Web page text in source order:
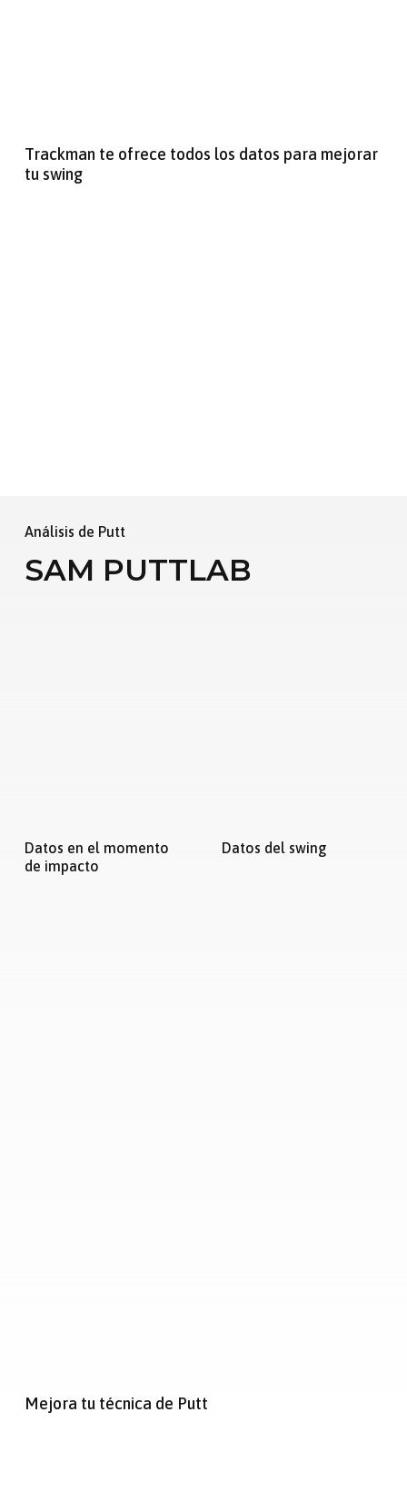
Trackman te ofrece todos los datos para mejorar
tu swing
Análisis de Putt
SAM PUTTLAB
Datos en el momento
de impacto
Datos del swing
Mejora tu técnica de Putt